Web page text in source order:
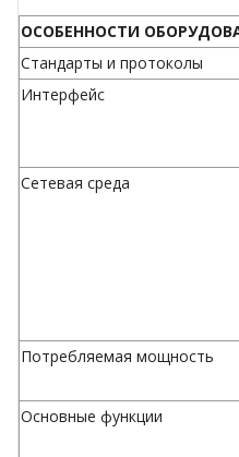
ОСОБЕННОСТИ
Стандарты и протоколы
Интерфейс
Сетевая среда
Потребляемая мощность
Основные функции